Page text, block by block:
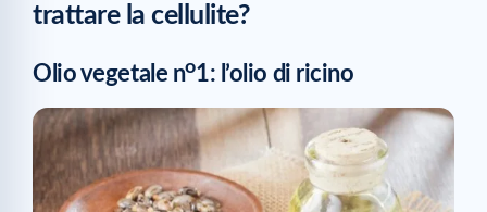
trattare la cellulite?
Olio vegetale no1: l’olio di ricino